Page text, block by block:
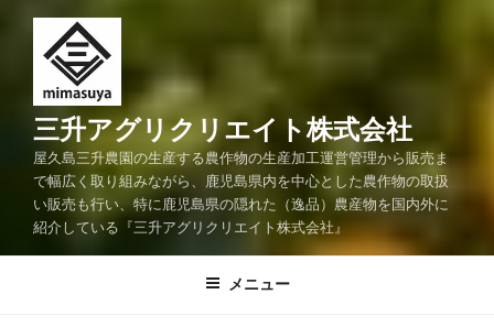
三升アグリクリエイト株式会社
屋久島三升農園の生産する農作物の生産加工運営管理から販売ま
で幅広く取り組みながら、鹿児島県内を中心とした農作物の取扱
い販売も行い、特に鹿児島県の隠れた（逸品）農産物を国内外に
紹介している『三升アグリクリエイト株式会社』
メニュー